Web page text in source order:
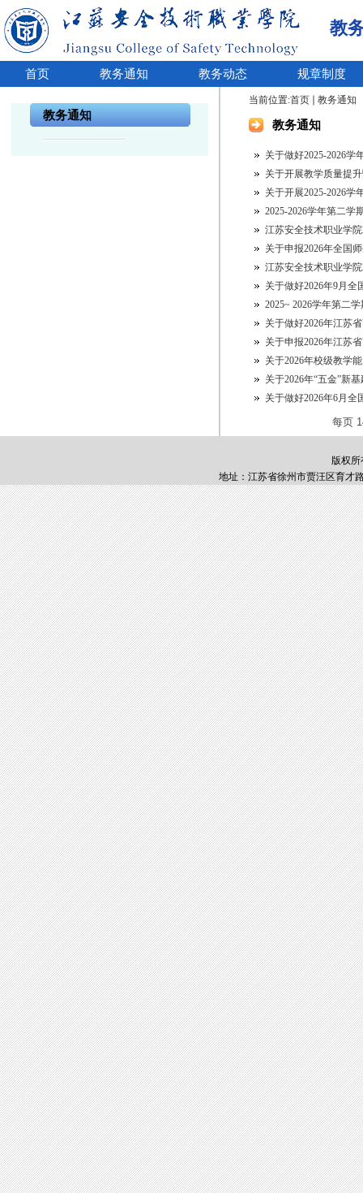
教
首页 教务通知 教务动态 规章制度
教务通知
当前位置:首页 教务通知
教务通知
关于做好2025-2026学
关于开展教学质量提
关于开展2025-2026学
2025-2026学年第二学
江苏安全技术职业学
关于申报2026年全国
江苏安全技术职业学
关于做好2026年9月
2025~ 2026学年第二
关于做好2026年江苏
关于申报2026年江苏
关于2026年校级教学
关于2026年“五金”新
关于做好2026年6月
每页
版权
地址：江苏省徐州市贾汪区育才